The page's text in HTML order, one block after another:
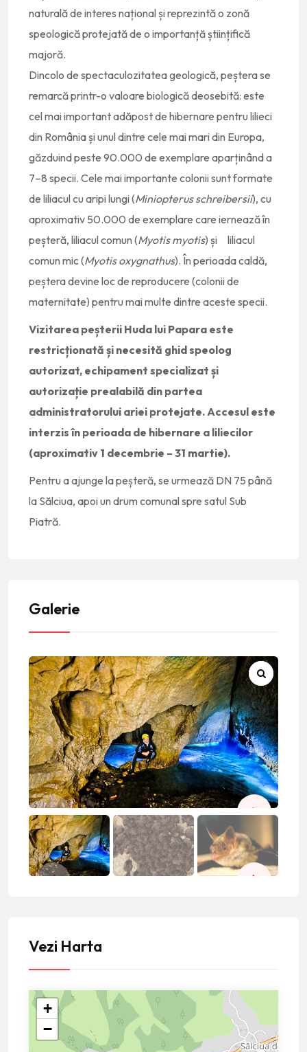
naturală de interes național și reprezintă o zonă
speologică protejată de o importanță științifică
majoră.
Dincolo de spectaculozitatea geologică, peștera se
remarcă printr-o valoare biologică deosebită: este
cel mai important adăpost de hibernare pentru lilieci
din România și unul dintre cele mai mari din Europa,
găzduind peste 90.000 de exemplare aparținând a
7–8 specii. Cele mai importante colonii sunt formate
de liliacul cu aripi lungi (Miniopterus schreibersii), cu
aproximativ 50.000 de exemplare care iernează în
peșteră, liliacul comun (Myotis myotis) și liliacul
comun mic (Myotis oxygnathus). În perioada caldă,
peștera devine loc de reproducere (colonii de
maternitate) pentru mai multe dintre aceste specii.
Vizitarea peșterii Huda lui Papara este
restricționată și necesită ghid speolog
autorizat, echipament specializat și
autorizație prealabilă din partea
administratorului ariei protejate. Accesul este
interzis în perioada de hibernare a liliecilor
(aproximativ 1 decembrie – 31 martie).
Pentru a ajunge la peșteră, se urmează DN 75 până
la Sălciua, apoi un drum comunal spre satul Sub
Piatră.
Galerie
Vezi Harta
+
−